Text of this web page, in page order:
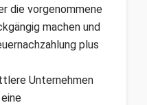
die vorgenommene
machen und
plus
Unternehmen